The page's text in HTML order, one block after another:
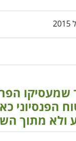
עובד שמעסיקו
הפנסיוני
ולא מתוך